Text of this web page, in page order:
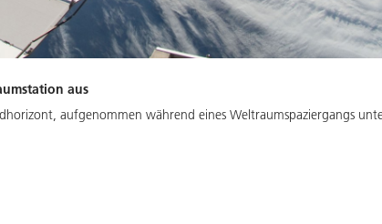
aus
aufgenommen während eines Weltraumspaziergangs